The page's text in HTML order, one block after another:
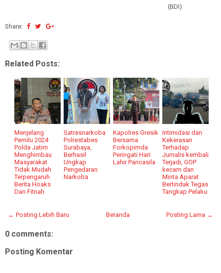
(BDI)
Share:
Related Posts:
Menjelang
Pemilu 2024
Polda Jatim
Menghimbau
Masyarakat
Tidak Mudah
Terpengaruh
Berita Hoaks
Dan Fitnah
Satresnarkoba
Polrestabes
Surabaya,
Berhasil
Ungkap
Pengedaran
Narkoba
Kapolres Gresik
Bersama
Forkopimda
Peringati Hari
Lahir Pancasila
Intimidasi dan
Kekerasan
Terhadap
Jurnalis kembali
Terjadi, GOP
kecam dan
Minta Aparat
Bertindak Tegas
Tangkap Pelaku
← Posting Lebih Baru Posting Lama →
Beranda
0 comments:
Posting Komentar